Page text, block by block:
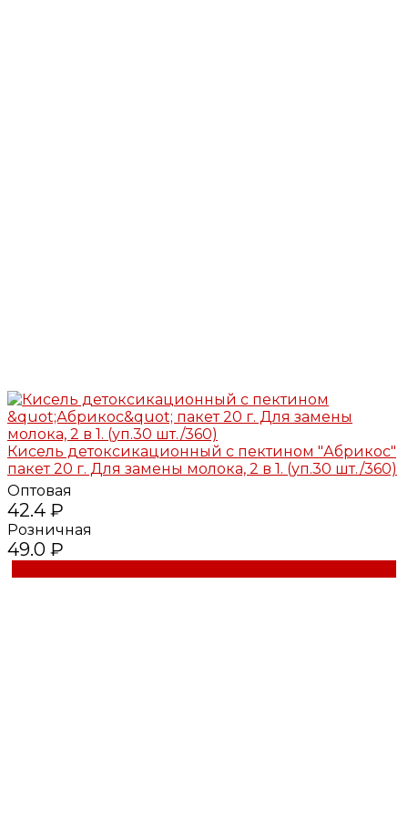
Кисель детоксикационный с пектином "Абрикос"
пакет 20 г. Для замены молока, 2 в 1. (уп.30 шт./360)
Оптовая
42.4 ₽
Розничная
49.0 ₽